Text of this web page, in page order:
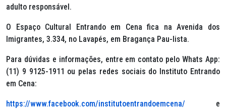
adulto responsável.
O Espaço Cultural Entrando em Cena fica na Avenida dos
Imigrantes, 3.334, no Lavapés, em Bragança Pau-lista.
Para dúvidas e informações, entre em contato pelo Whats App:
(11) 9 9125-1911 ou pelas redes sociais do Instituto Entrando
em Cena:
https://www.facebook.com/institutoentrandoemcena/ e